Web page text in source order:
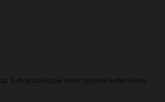
sac à dos basique avec poche extérieure